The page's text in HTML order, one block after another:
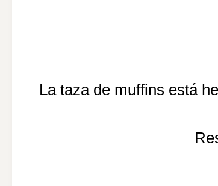
La taza de muffins está